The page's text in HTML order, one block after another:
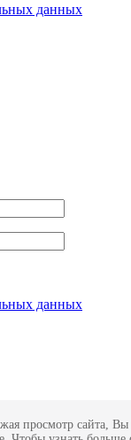
просмотр сайта, Вы
данных
данных
интернет-сайт
и ни при